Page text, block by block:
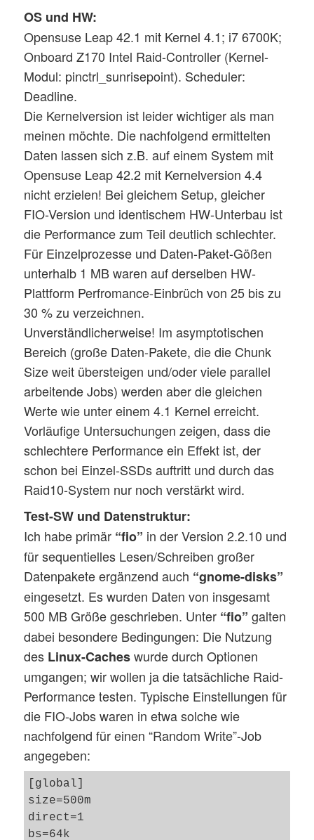
OS und HW:
Opensuse Leap 42.1 mit Kernel 4.1; i7 6700K;
Onboard Z170 Intel Raid-Controller (Kernel-
Modul: pinctrl_sunrisepoint). Scheduler:
Deadline.
Die Kernelversion ist leider wichtiger als man
meinen möchte. Die nachfolgend ermittelten
Daten lassen sich z.B. auf einem System mit
Opensuse Leap 42.2 mit Kernelversion 4.4
nicht erzielen! Bei gleichem Setup, gleicher
FIO-Version und identischem HW-Unterbau ist
die Performance zum Teil deutlich schlechter.
Für Einzelprozesse und Daten-Paket-Gößen
unterhalb 1 MB waren auf derselben HW-
Plattform Perfromance-Einbrüch von 25 bis zu
30 % zu verzeichnen.
Unverständlicherweise! Im asymptotischen
Bereich (große Daten-Pakete, die die Chunk
Size weit übersteigen und/oder viele parallel
arbeitende Jobs) werden aber die gleichen
Werte wie unter einem 4.1 Kernel erreicht.
Vorläufige Untersuchungen zeigen, dass die
schlechtere Performance ein Effekt ist, der
schon bei Einzel-SSDs auftritt und durch das
Raid10-System nur noch verstärkt wird.
Test-SW und Datenstruktur:
Ich habe primär “fio” in der Version 2.2.10 und
für sequentielles Lesen/Schreiben großer
Datenpakete ergänzend auch “gnome-disks”
eingesetzt. Es wurden Daten von insgesamt
500 MB Größe geschrieben. Unter “fio” galten
dabei besondere Bedingungen: Die Nutzung
des Linux-Cacheswurde durch Optionen
umgangen; wir wollen ja die tatsächliche Raid-
Performance testen. Typische Einstellungen für
die FIO-Jobs waren in etwa solche wie
nachfolgend für einen “Random Write”-Job
angegeben:
[global]
size=500m
direct=1
bs=64k